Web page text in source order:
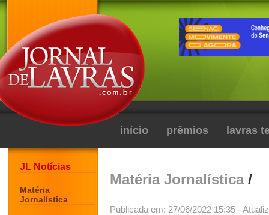
início prêmios lavras
JL Notícias
Matéria
Jornalística
Matéria Jornalística/
Publicada em: 27/06/2022 15:35 -